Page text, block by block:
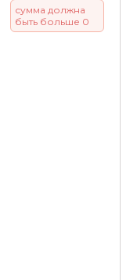
сумма должна
быть больше 0